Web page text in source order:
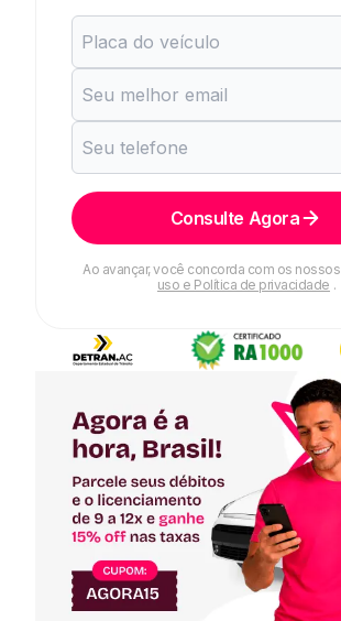
Consulte Agora
Ao avançar, você concorda com os nossos
uso e Política de privacidade .